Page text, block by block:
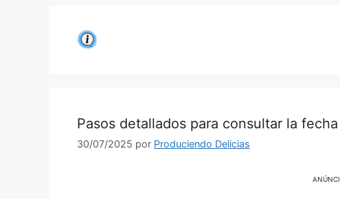
Pasos detallados para consultar la
30/07/2025 por Produciendo Delicias